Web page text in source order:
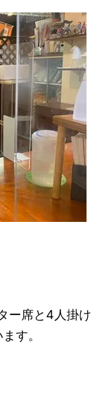
ー席と4人掛け
す。